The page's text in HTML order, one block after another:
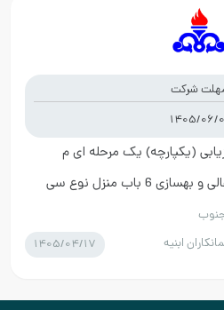
شرکت
1405/06/
(یکپارچه) یک مرحله ای م
م/04/0409 ت1 تعمیرات انتقالی و بهسازی 6 باب منزل نوع سی
ابنیه 1405/04/17